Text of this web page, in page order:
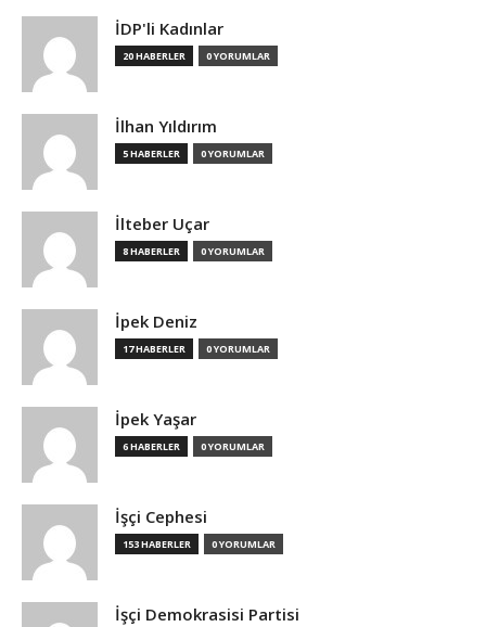
İDP'li Kadınlar
20 HABERLER 0 YORUMLAR
İlhan Yıldırım
5 HABERLER 0 YORUMLAR
İlteber Uçar
8 HABERLER 0 YORUMLAR
İpek Deniz
17 HABERLER 0 YORUMLAR
İpek Yaşar
6 HABERLER 0 YORUMLAR
İşçi Cephesi
153 HABERLER 0 YORUMLAR
İşçi Demokrasisi Partisi